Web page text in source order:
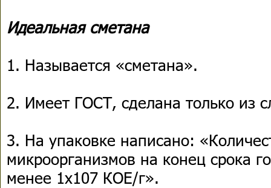
Идеальная сметана
1. Называется «сметана».
2. Имеет ГОСТ, сделана только из
3. На упаковке написано:
микроорганизмов на конец срока
менее 1х107 КОЕ/г».